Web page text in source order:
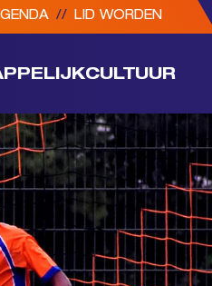
// LID WORDEN
CULTUUR